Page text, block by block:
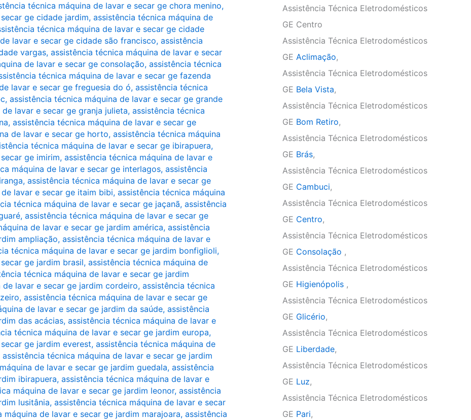
técnica máquina de lavar e secar ge chora menino,
ge cidade jardim, assistência técnica máquina de
técnica máquina de lavar e secar ge cidade
lavar e secar ge cidade são francisco, assistência
vargas, assistência técnica máquina de lavar e secar
de lavar e secar ge consolação, assistência técnica
técnica máquina de lavar e secar ge fazenda
lavar e secar ge freguesia do ó, assistência técnica
, assistência técnica máquina de lavar e secar ge grande
lavar e secar ge granja julieta, assistência técnica
, assistência técnica máquina de lavar e secar ge
de lavar e secar ge horto, assistência técnica máquina
técnica máquina de lavar e secar ge ibirapuera,
ge imirim, assistência técnica máquina de lavar e
máquina de lavar e secar ge interlagos, assistência
, assistência técnica máquina de lavar e secar ge
lavar e secar ge itaim bibi, assistência técnica máquina
técnica máquina de lavar e secar ge jaçanã, assistência
, assistência técnica máquina de lavar e secar ge
de lavar e secar ge jardim américa, assistência
ampliação, assistência técnica máquina de lavar e
técnica máquina de lavar e secar ge jardim bonfiglioli,
ge jardim brasil, assistência técnica máquina de
técnica máquina de lavar e secar ge jardim
lavar e secar ge jardim cordeiro, assistência técnica
, assistência técnica máquina de lavar e secar ge
de lavar e secar ge jardim da saúde, assistência
das acácias, assistência técnica máquina de lavar e
técnica máquina de lavar e secar ge jardim europa,
ge jardim everest, assistência técnica máquina de
assistência técnica máquina de lavar e secar ge jardim
de lavar e secar ge jardim guedala, assistência
ibirapuera, assistência técnica máquina de lavar e
máquina de lavar e secar ge jardim leonor, assistência
lusitânia, assistência técnica máquina de lavar e secar
máquina de lavar e secar ge jardim marajoara, assistência
Assistência Técnica Eletrodomésticos
GE Centro
Assistência Técnica Eletrodomésticos
GE Aclimação,
Assistência Técnica Eletrodomésticos
GE Bela Vista,
Assistência Técnica Eletrodomésticos
GE Bom Retiro,
Assistência Técnica Eletrodomésticos
GE Brás,
Assistência Técnica Eletrodomésticos
GE Cambuci,
Assistência Técnica Eletrodomésticos
GE Centro,
Assistência Técnica Eletrodomésticos
GE Consolação ,
Assistência Técnica Eletrodomésticos
GE Higienópolis ,
Assistência Técnica Eletrodomésticos
GE Glicério,
Assistência Técnica Eletrodomésticos
GE Liberdade,
Assistência Técnica Eletrodomésticos
GE Luz,
Assistência Técnica Eletrodomésticos
GE Pari,